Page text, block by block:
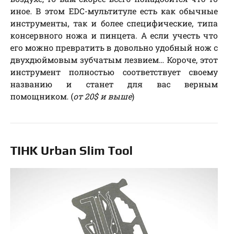
иное. В этом EDC-мультитуле есть как обычные
инструменты, так и более специфические, типа
консервного ножа и пинцета. А если учесть что
его можно превратить в довольно удобный нож с
двухдюймовым зубчатым лезвием… Короче, этот
инструмент полностью соответствует своему
названию и станет для вас верным
помощником. (от 20$ и выше)
TIHK Urban Slim Tool